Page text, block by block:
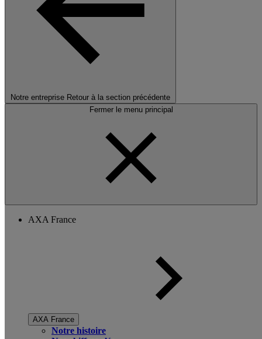
Notre entreprise Retour à la section précédente
Fermer le menu principal
AXA France
AXA France
Notre histoire